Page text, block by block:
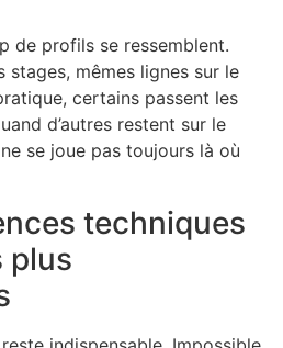
de profils se ressemblent.
stages, mêmes lignes sur le
certains passent les
d’autres restent sur le
se joue pas toujours là où
techniques
plus